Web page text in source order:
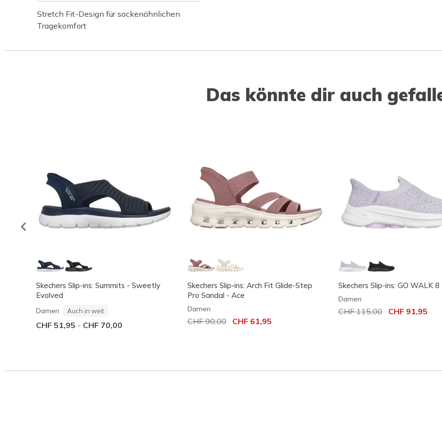
Stretch Fit-Design für sockenähnlichen
Tragekomfort
Das könnte dir auch
Skechers Slip-ins: Summits - Sweetly
Evolved
Damen Auch in weit
CHF 51,95 - CHF 70,00
Skechers Slip-ins: Arch Fit Glide-Step
Pro Sandal - Ace
Damen
Reduziert von
CHF 90,00aufCHF 61,95
Skechers Slip-ins: GO WALK
Damen
Reduziert von
CHF 115,00 auf
CHF 91,95